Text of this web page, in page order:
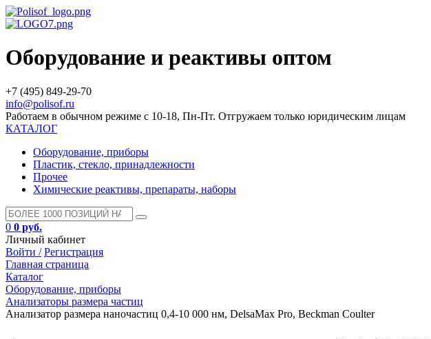
Оборудование и реактивы оптом
+7 (495) 849-29-70
info@polisof.ru
Работаем в обычном режиме с 10-18, Пн-Пт. Отгружаем только юридическим лицам
КАТАЛОГ
Оборудование, приборы
Пластик, стекло, принадлежности
Прочее
Химические реактивы, препараты, наборы
0 0 руб.
Личный кабинет
Войти / Регистрация
Главная страница
Каталог
Оборудование, приборы
Анализаторы размера частиц
Анализатор размера наночастиц 0,4-10 000 нм, DelsaMax Pro, Beckman Coulter